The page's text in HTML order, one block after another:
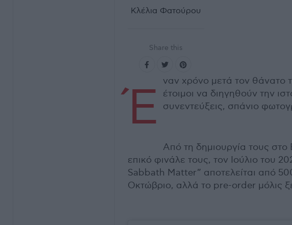
Κλέλια Φατούρου
Share this
Έ ναν χρόνο μετά τον θάνατο
έτοιμοι να διηγηθούν την
συνεντεύξεις, σπάνιο
Από τη δημιουργία τους στο
επικό φινάλε τους, τον Ιούλιο του
Sabbath Matter” αποτελείται από
Οκτώβριο, αλλά το pre-order μόλις